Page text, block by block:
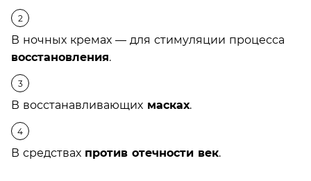
В ночных кремах — для стимуляции процесса
восстановления.
В восстанавливающих масках.
В средствах против отечности век.